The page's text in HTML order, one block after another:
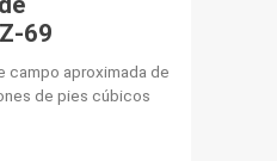
69
campo aproximada de
de pies cúbicos